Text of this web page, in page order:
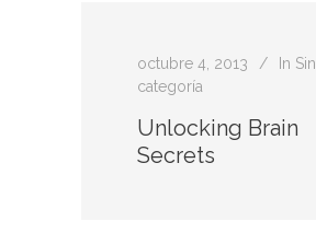
octubre 4, 2013 In Sin
categoría
Unlocking Brain
Secrets